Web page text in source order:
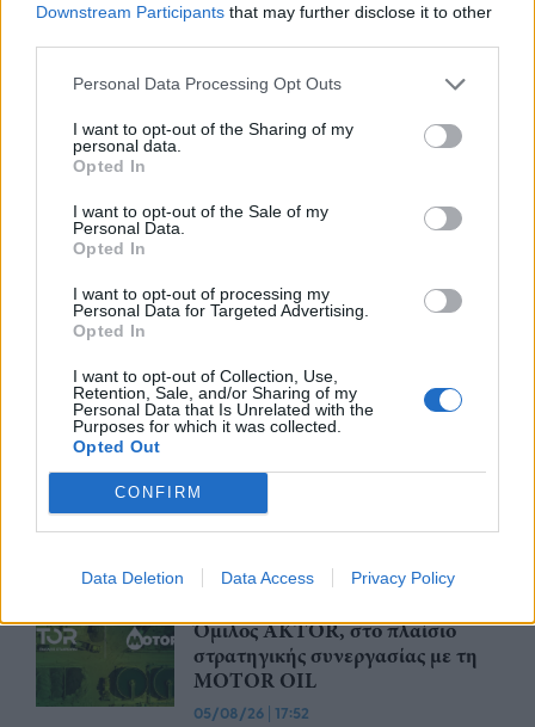
Downstream Participants that may further disclose it to other
Personal Data Processing Opt Outs
I want to opt-out of the Sharing of my
personal data.
Opted In
I want to opt-out of the Sale of my
Personal Data.
Opted In
I want to opt-out of processing my
Personal Data for Targeted Advertising.
Opted In
I want to opt-out of Collection, Use,
Retention, Sale, and/or Sharing of my
Personal Data that Is Unrelated with the
Purposes for which it was collected.
Opted Out
CONFIRM
Data Deletion Data Access Privacy Policy
Holdings με σημαντική αύξηση
πωλήσεων και κερδοφορίας στο
05/08/26|18:27
ΔΕΗ: Συνεχιζόμενη ισχυρή
προσαρμοσμένο EBITDA στα
€1,2 δισ.
05/08/26|17:58
Στην εξαγορά του 75% των
Όμιλος AKTOR, στο πλαίσιο
στρατηγικής συνεργασίας με τη
MOTOR OIL
05/08/26 | 17:52